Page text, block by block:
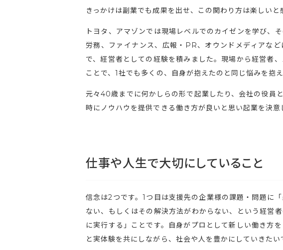
きっかけは副業でも成果を出せ、この関わり方は楽しいと
トヨタ、アマゾンでは現場レベルでのカイゼンを学び、
労務、ファイナンス、広報・PR、オウンドメディアな
で、経営者としての経験を積みました。現場から経営者
ことで、1社でも多くの、自身が抱えたのと同じ悩みを抱
元々40歳までに何かしらの形で起業したり、会社の役員
時にノウハウを提供できる働き方が良いと思い起業を決意
仕事や人生で大切にしていること
信念は2つです。1つ目は支援先の企業様の課題・問題に
ない、もしくはその解決方法がわからない、という経営
に実行する」ことです。自身がプロとして新しい働き方
と実体験を共にしながら、社会や人を豊かにしていきたい